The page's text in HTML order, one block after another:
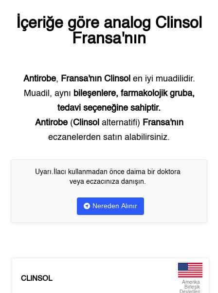
İçeriğe göre analog Clinsol
Fransa'nın
Antirobe, Fransa'nın Clinsol en iyi muadilidir.
Muadil, aynı bileşenlere, farmakolojik gruba,
tedavi seçeneğine sahiptir.
Antirobe(Clinsol alternatifi) Fransa'nın
eczanelerden satın alabilirsiniz.
Uyarı.İlacı kullanmadan önce daima bir doktora
veya eczacınıza danışın.
Nereden Alınır
CLINSOL
Amerika
Birleşik
Devletleri